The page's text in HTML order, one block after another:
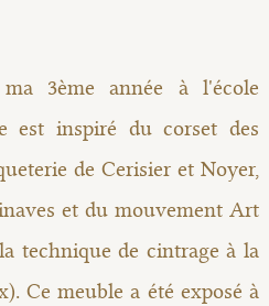
3ème année à l'école
est inspiré du corset des
de Cerisier et Noyer,
et du mouvement Art
technique de cintrage à la
Ce meuble a été exposé à